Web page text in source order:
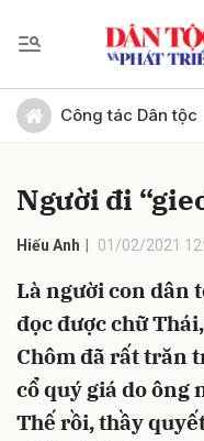
Công tác Dân tộc
Người đi
Hiếu Anh 01/02/2021
Là người con dân
đọc được chữ
Chôm đã rất trăn
cổ quý giá do ông
Thế rồi, thầy
Gửi bình luận